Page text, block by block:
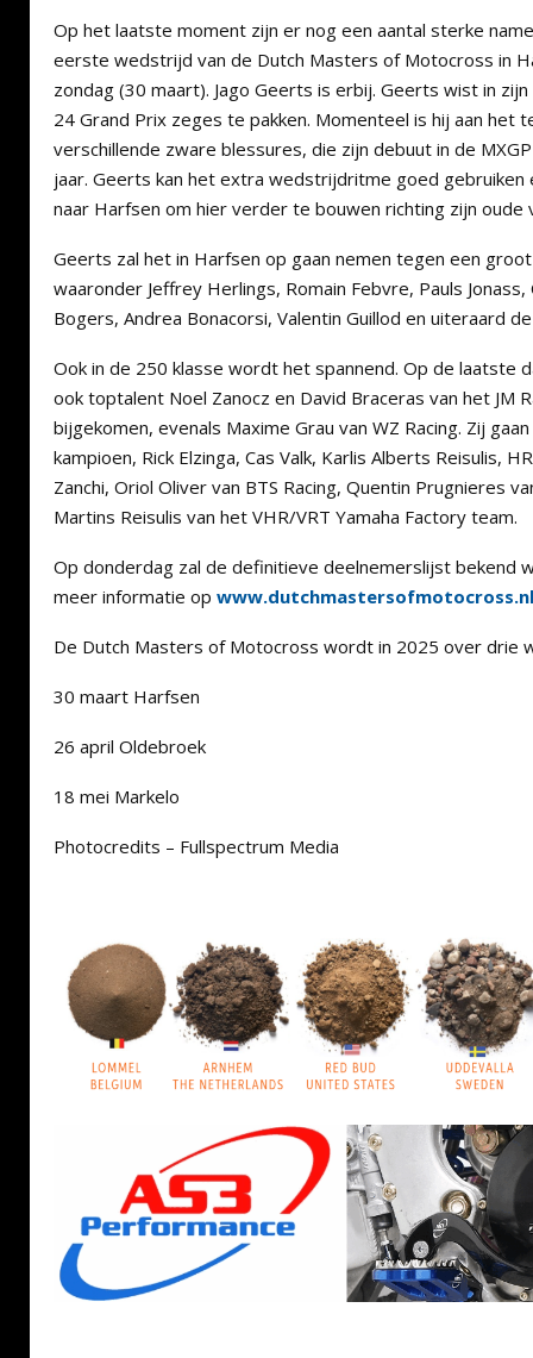
Op het laatste moment zijn er nog een aantal sterke
eerste wedstrijd van de Dutch Masters of Motocross in
zondag (30 maart). Jago Geerts is erbij. Geerts wist in
24 Grand Prix zeges te pakken. Momenteel is hij aan het
verschillende zware blessures, die zijn debuut in de
jaar. Geerts kan het extra wedstrijdritme goed gebruiken
naar Harfsen om hier verder te bouwen richting zijn oude
Geerts zal het in Harfsen op gaan nemen tegen een
waaronder Jeffrey Herlings, Romain Febvre, Pauls Jonass,
Bogers, Andrea Bonacorsi, Valentin Guillod en uiteraard
Ook in de 250 klasse wordt het spannend. Op de laatste
ook toptalent Noel Zanocz en David Braceras van het JM
bijgekomen, evenals Maxime Grau van WZ Racing. Zij
kampioen, Rick Elzinga, Cas Valk, Karlis Alberts Reisulis,
Zanchi, Oriol Oliver van BTS Racing, Quentin Prugnieres
Martins Reisulis van het VHR/VRT Yamaha Factory team.
Op donderdag zal de definitieve deelnemerslijst bekend
meer informatie op www.dutchmastersofmotocross.nl
De Dutch Masters of Motocross wordt in 2025 over drie
30 maart Harfsen
26 april Oldebroek
18 mei Markelo
Photocredits – Fullspectrum Media